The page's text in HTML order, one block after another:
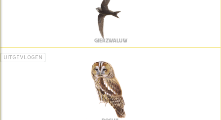
GIERZWALUW
UITGEVLOGEN